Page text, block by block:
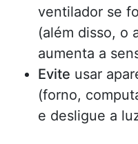
ventilador se
(além disso, o
aumenta a
Evite usar
(forno,
e desligue a